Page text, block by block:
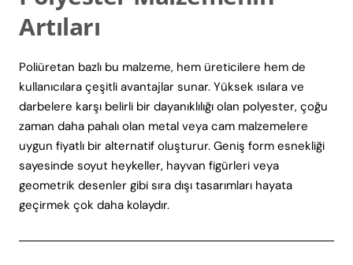
Artıları
Poliüretan bazlı bu malzeme, hem üreticilere hem de
kullanıcılara çeşitli avantajlar sunar. Yüksek ısılara ve
darbelere karşı belirli bir dayanıklılığı olan polyester, çoğu
zaman daha pahalı olan metal veya cam malzemelere
uygun fiyatlı bir alternatif oluşturur. Geniş form esnekliği
sayesinde soyut heykeller, hayvan figürleri veya
geometrik desenler gibi sıra dışı tasarımları hayata
geçirmek çok daha kolaydır.